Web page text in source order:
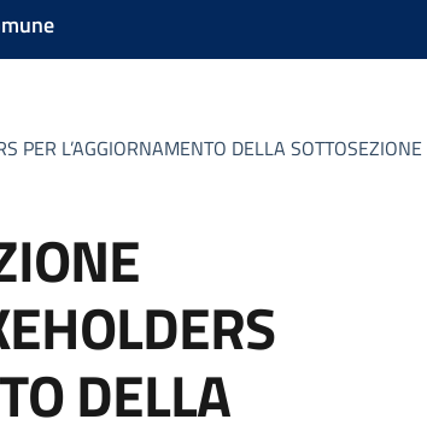
PER L’AGGIORNAMENTO DELLA
DELLA